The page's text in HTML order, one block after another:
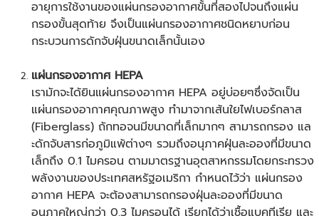
อายุการใช้งานของแผ่นกรองอากาศขั้นที่สองไปจนถึงแผ่น
กรองขั้นสุดท้าย จึงเป็นแผ่นกรองอากาศชนิดหยาบก่อน
กระบวนการดักจับฝุ่นขนาดเล็กนั้นเอง
แผ่นกรองอากาศ HEPA
เรามักจะได้ยินแผ่นกรองอากาศ HEPA อยู่บ่อยๆซึ่งจัดเป็น
แผ่นกรองอากาศคุณภาพสูง ทำมาจากเส้นใยไฟเบอร์กลาส
(Fiberglass) ถักทอจนมีขนาดที่เล็กมากๆ สามารถกรอง แล
ะดักจับสารก่อภูมิแพ้ต่างๆ รวมถึงอนุภาคฝุ่นละอองที่มีขนาด
เล็กถึง 0.1 ไมครอน ตามมาตรฐานอุตสาหกรรมโดยกระทรวง
พลังงานของประเทศสหรัฐอเมริกา กำหนดไว้ว่า แผ่นกรอง
อากาศ HEPA จะต้องสามารถกรองฝุ่นละอองที่มีขนาด
อนุภาคใหญ่กว่า 0.3 ไมครอนได้ เรียกได้ว่าเชื้อแบคทีเรีย และ